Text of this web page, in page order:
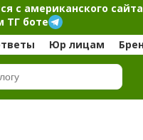
с американского сайта
ТГ боте
Юр лицам